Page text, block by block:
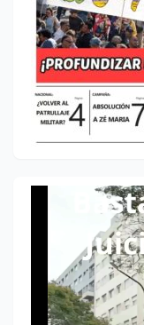
Reproductor